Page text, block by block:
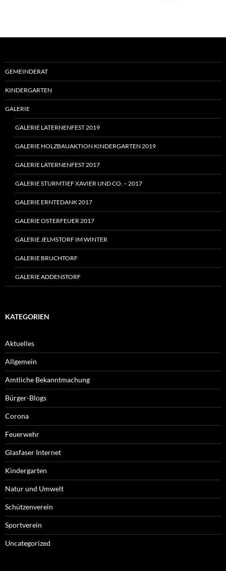
GEMEINDERAT
KINDERGARTEN
GALERIE
GALERIE LATERNENFEST 2019
GALERIE HOLZBAUAKTION KINDERGARTEN 2019
GALERIE LATERNENFEST 2017
GALERIE STURMTIEF XAVIER UND CO. – 2017
GALERIE ERNTEDANK 2017
GALERIE OSTERFEUER 2017
GALERIE JELMSTORF IM WINTER
GALERIE BRUCHTORF
GALERIE ADDENSTORF
KATEGORIEN
Aktuelles
Allgemein
Amtliche Bekanntmachung
Bürger-Blogs
Corona
Feuerwehr
Glasfaser Internet
Kindergarten
Natur und Umwelt
Schützenverein
Sportverein
Uncategorized